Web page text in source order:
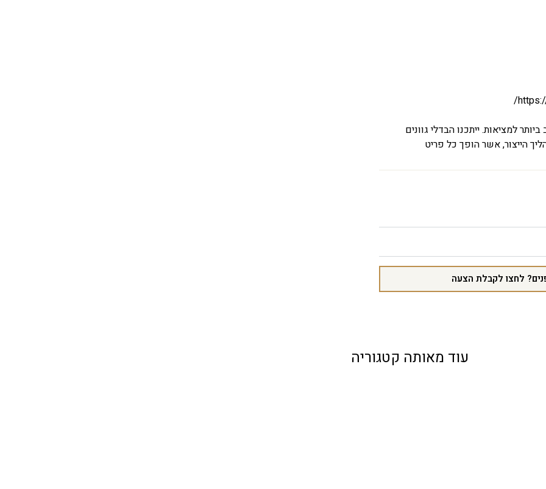
למציאות. ייתכנו הבדלי גוונים
הייצור, אשר הופך כל פריט
לחצו לקבלת הצעה
עוד מאותה קטגוריה